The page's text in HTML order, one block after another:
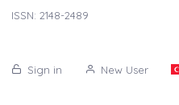
ISSN: 2148-2489
Sign in New User